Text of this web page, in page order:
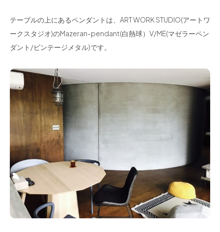
テーブルの上にあるペンダントは、ART WORK STUDIO(アートワ
ークスタジオ)のMazeran-pendant(白熱球）V/ME(マゼラーペン
ダント/ビンテージメタル)です。